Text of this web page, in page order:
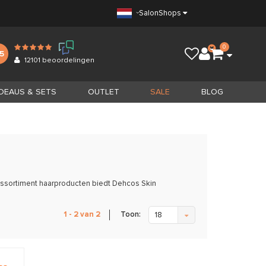
SalonShops
12101 beoordelingen
0
& SETS OUTLET SALE BLOG
haarproducten biedt Dehcos Skin
1 - 2 van 2 Toon: 18